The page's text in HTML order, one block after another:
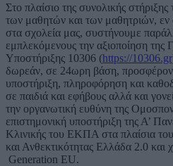
Στο πλαίσιο της συνολικής
των μαθητών και των μαθητριών, εν
στα σχολεία μας, συστήνουμε
εμπλεκόμενους την αξιοποίηση
Υποστήριξης 10306 (https://10306.gr
δωρεάν, σε 24ωρη βάση,
υποστήριξη, πληροφόρηση και
σε παιδιά και εφήβους αλλά και
την οργανωτική ευθύνη της
επιστημονική υποστήριξη της Α’
Κλινικής του ΕΚΠΑ στα πλαίσια
και Ανθεκτικότητας Ελλάδα 2.0
Generation EU.